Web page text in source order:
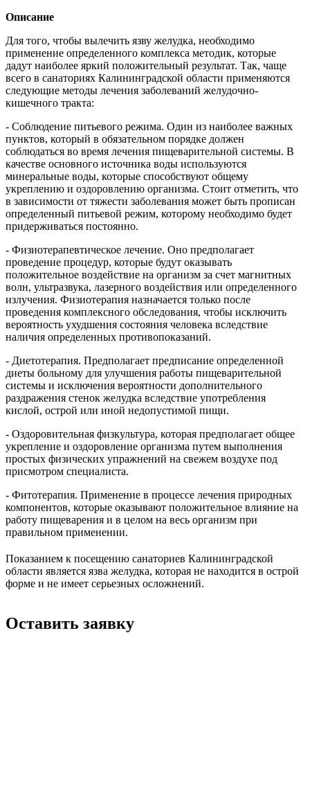
Описание
Для того, чтобы вылечить язву желудка, необходимо
применение определенного комплекса методик, которые
дадут наиболее яркий положительный результат. Так, чаще
всего в санаториях Калининградской области применяются
следующие методы лечения заболеваний желудочно-
кишечного тракта:
- Соблюдение питьевого режима. Один из наиболее важных
пунктов, который в обязательном порядке должен
соблюдаться во время лечения пищеварительной системы. В
качестве основного источника воды используются
минеральные воды, которые способствуют общему
укреплению и оздоровлению организма. Стоит отметить, что
в зависимости от тяжести заболевания может быть прописан
определенный питьевой режим, которому необходимо будет
придерживаться постоянно.
- Физиотерапевтическое лечение. Оно предполагает
проведение процедур, которые будут оказывать
положительное воздействие на организм за счет магнитных
волн, ультразвука, лазерного воздействия или определенного
излучения. Физиотерапия назначается только после
проведения комплексного обследования, чтобы исключить
вероятность ухудшения состояния человека вследствие
наличия определенных противопоказаний.
- Диетотерапия. Предполагает предписание определенной
диеты больному для улучшения работы пищеварительной
системы и исключения вероятности дополнительного
раздражения стенок желудка вследствие употребления
кислой, острой или иной недопустимой пищи.
- Оздоровительная физкультура, которая предполагает общее
укрепление и оздоровление организма путем выполнения
простых физических упражнений на свежем воздухе под
присмотром специалиста.
- Фитотерапия. Применение в процессе лечения природных
компонентов, которые оказывают положительное влияние на
работу пищеварения и в целом на весь организм при
правильном применении.
Показанием к посещению санаториев Калининградской
области является язва желудка, которая не находится в острой
форме и не имеет серьезных осложнений.
Оставить заявку